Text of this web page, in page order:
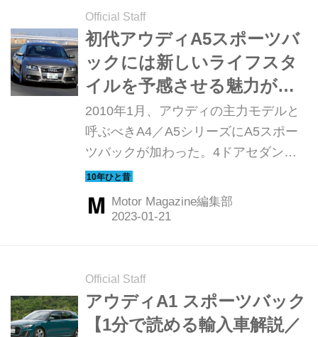
Official Staff
初代アウディA5スポーツバ
ックには新しいライフスタ
イルを予感させる魅力があ
った【10年ひと昔の新車】
2010年1月、アウディの主力モデルと
呼ぶべきA4／A5シリーズにA5スポー
ツバックが加わった。4ドアセダンと2
ドアクーペを融合させたコンセプトは
「緻密かつ流麗」で、アウディという
ブランドを象徴する1台として話題と
みよう。（以下の試乗記は、Motor
Magazine 2010年3月号より）
Motor Magazine編集部
Official Staff
アウディA1 スポーツバック
【1分で読める輸入車解説／